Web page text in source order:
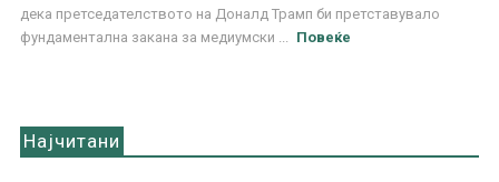
дека претседателството на Доналд Трамп би претставувало
фундаментална закана за медиумски ...
Повеќе
Најчитани